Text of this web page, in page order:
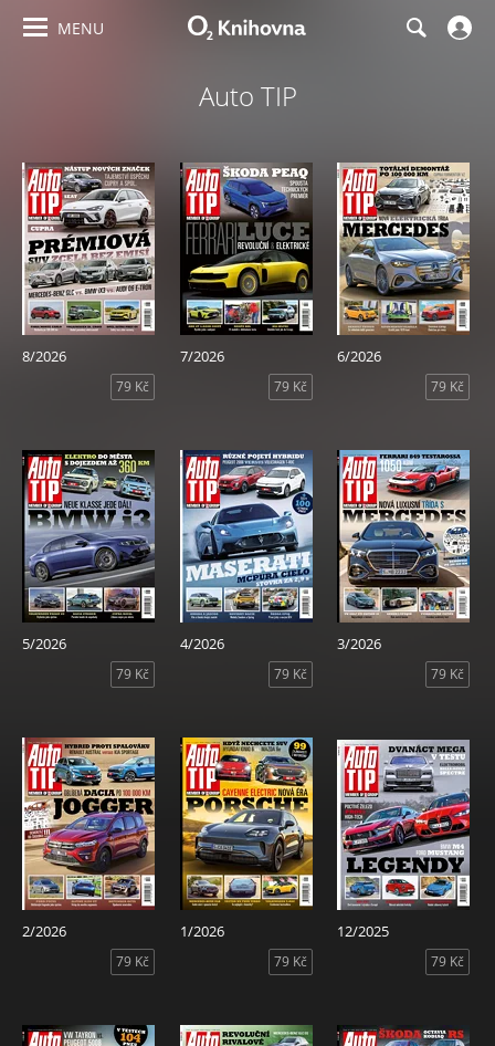
MENU
Auto TIP
8/2026
79 Kč
7/2026
79 Kč
6/2026
79 Kč
5/2026
79 Kč
4/2026
79 Kč
3/2026
79 Kč
2/2026
79 Kč
1/2026
79 Kč
12/2025
79 Kč